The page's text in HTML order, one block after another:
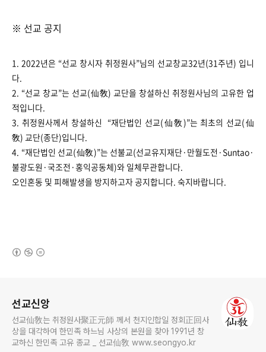
※ 선교 공지
1. 2022년은 “선교 창시자 취정원사”님의 선교창교32년(31주년) 입니
다.
2. “선교 창교”는 선교(仙敎) 교단을 창설하신 취정원사님의 고유한 업
적입니다.
3. 취정원사께서 창설하신 “재단법인 선교(仙敎)”는 최초의 선교(仙
敎) 교단(종단)입니다.
4. “재단법인 선교(仙敎)”는 선불교(선교유지재단·만월도전·Suntao·
불광도원·국조전·홍익공동체)와 일체무관합니다.
오인혼동 및 피해발생을 방지하고자 공지합니다. ​​​​숙지바랍니다.
선교신앙
선교仙敎는 취정원사聚正元師 께서 천지인합일 정회正回사
상을 대각하여 한민족 하느님 사상의 본원을 찾아 1991년 창
교하신 한민족 고유 종교 _ 선교仙敎 www.seongyo.kr